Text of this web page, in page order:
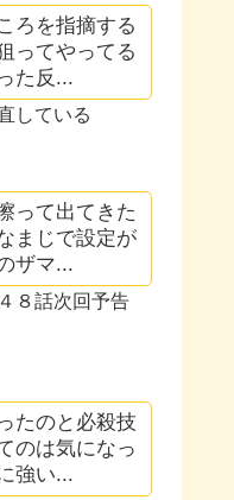
ろを指摘する
ってやってる
た反...
している
って出てきた
まじで設定が
ザマ...
８話次回予告
たのと必殺技
のは気になっ
強い...